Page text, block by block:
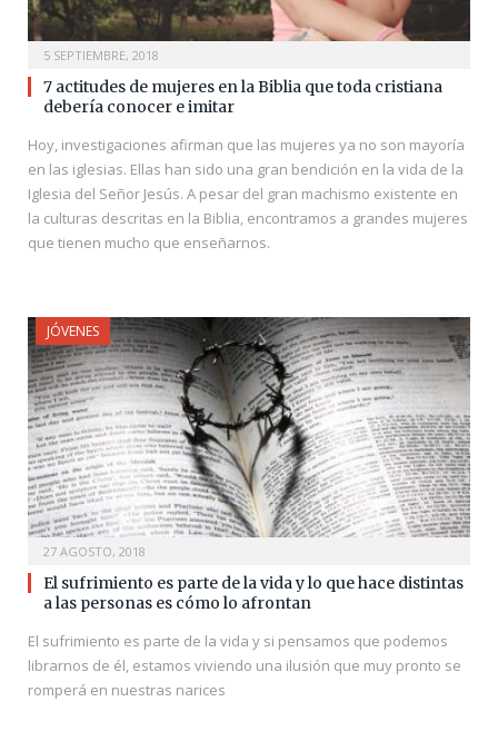
5 SEPTIEMBRE, 2018
7 actitudes de mujeres en la Biblia que toda cristiana
debería conocer e imitar
Hoy, investigaciones afirman que las mujeres ya no son mayoría
en las iglesias. Ellas han sido una gran bendición en la vida de la
Iglesia del Señor Jesús. A pesar del gran machismo existente en
la culturas descritas en la Biblia, encontramos a grandes mujeres
que tienen mucho que enseñarnos.
JÓVENES
27 AGOSTO, 2018
El sufrimiento es parte de la vida y lo que hace distintas
a las personas es cómo lo afrontan
El sufrimiento es parte de la vida y si pensamos que podemos
librarnos de él, estamos viviendo una ilusión que muy pronto se
romperá en nuestras narices